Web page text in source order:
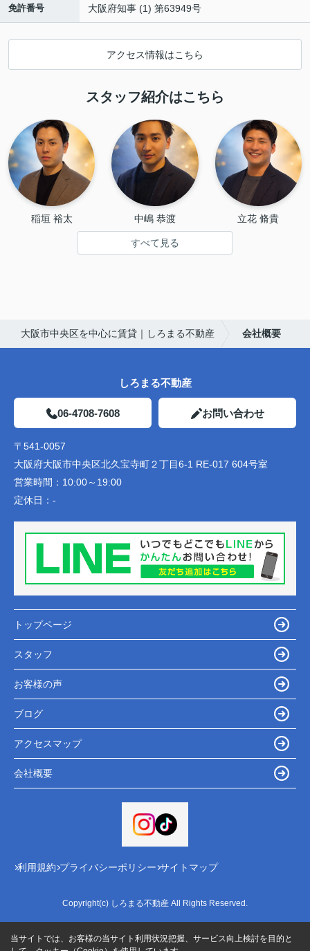
免許番号 大阪府知事 (1) 第63949号
アクセス情報はこちら
スタッフ紹介はこちら
稲垣 裕太 中嶋 恭渡 立花 脩貴
すべて見る
大阪市中央区を中心に賃貸｜しろまる不動産 会社概要
しろまる不動産
06-4708-7608 お問い合わせ
〒541-0057
大阪府大阪市中央区北久宝寺町２丁目6-1 RE-017 604号室
営業時間： 10:00～19:00
定休日： -
トップページ
スタッフ
お客様の声
ブログ
アクセスマップ
会社概要
利用規約 プライバシーポリシー サイトマップ
Copyright(c) しろまる不動産 All Rights Reserved.
当サイトでは、お客様の当サイト利用状況把握、サービス向上検討を目的と